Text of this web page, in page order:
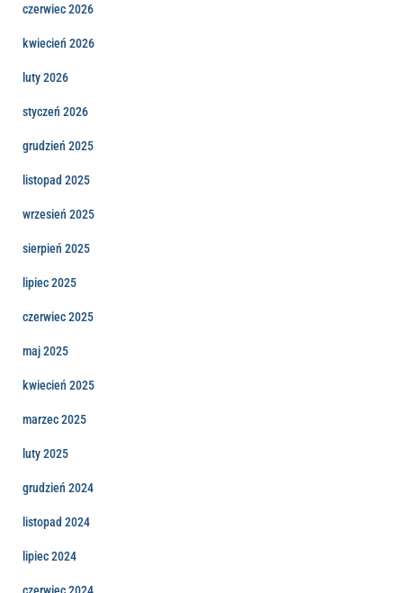
czerwiec 2026
kwiecień 2026
luty 2026
styczeń 2026
grudzień 2025
listopad 2025
wrzesień 2025
sierpień 2025
lipiec 2025
czerwiec 2025
maj 2025
kwiecień 2025
marzec 2025
luty 2025
grudzień 2024
listopad 2024
lipiec 2024